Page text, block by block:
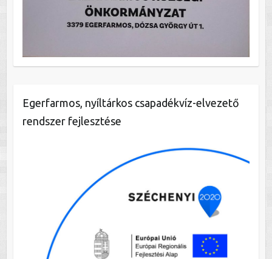
Egerfarmos, nyíltárkos csapadékvíz-elvezető
rendszer fejlesztése